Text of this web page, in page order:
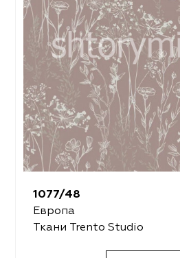
1077/48
Европа
Ткани Trento Studio